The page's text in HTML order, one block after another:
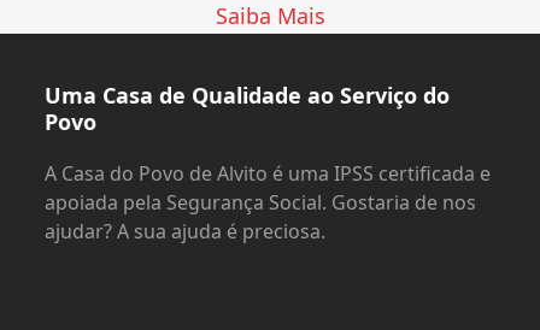
Saiba Mais
Uma Casa de Qualidade ao Serviço do
Povo
A Casa do Povo de Alvito é uma IPSS certificada e
apoiada pela Segurança Social. Gostaria de nos
ajudar? A sua ajuda é preciosa.